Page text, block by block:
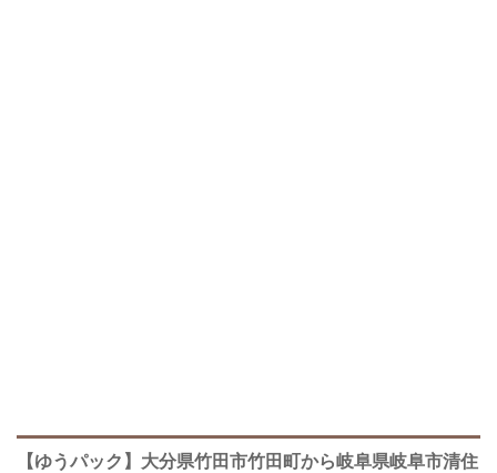
【ゆうパック】大分県竹田市竹田町から岐阜県岐阜市清住